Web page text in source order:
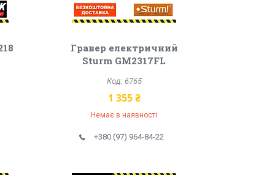
Гравер електричний
Sturm GM2317FL
6765
1 355 ₴
Немає в наявності
+380 (97) 964-84-22